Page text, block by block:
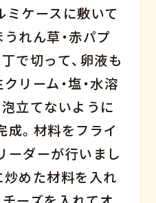
ケースに敷いて
れん草・赤パプ
で切って、卵液も
リーム・塩・水溶
立てないように
。材料をフライ
ーダーが行いまし
炒めた材料を入れ